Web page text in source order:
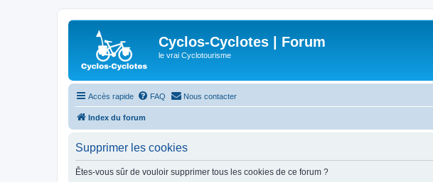
Cyclos-Cyclotes | Forum
le vrai Cyclotourisme
Accès rapide FAQ Nous contacter
Index du forum
Supprimer les cookies
Êtes-vous sûr de vouloir supprimer tous les cookies de ce forum ?